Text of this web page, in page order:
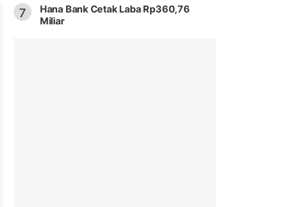
7
Hana Bank Cetak Laba Rp360,76
Miliar